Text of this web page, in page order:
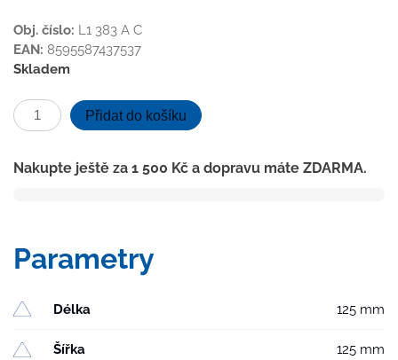
Obj. číslo: L1 383 A C
EAN: 8595587437537
Skladem
Podlahová
vpusť
černá
LABYRINTH
množství
Přidat do košíku
Nakupte ještě za 1 500 Kč a dopravu máte ZDARMA.
Parametry
Délka 125 mm
Šířka 125 mm